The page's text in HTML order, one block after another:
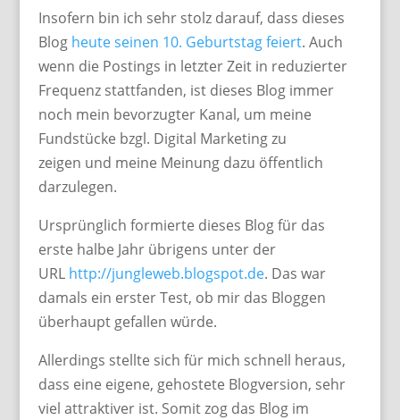
Insofern bin ich sehr stolz darauf, dass dieses
Blog heute seinen 10. Geburtstag feiert. Auch
wenn die Postings in letzter Zeit in reduzierter
Frequenz stattfanden, ist dieses Blog immer
noch mein bevorzugter Kanal, um meine
Fundstücke bzgl. Digital Marketing zu
zeigen und meine Meinung dazu öffentlich
darzulegen.
Ursprünglich formierte dieses Blog für das
erste halbe Jahr übrigens unter der
URL http://jungleweb.blogspot.de. Das war
damals ein erster Test, ob mir das Bloggen
überhaupt gefallen würde.
Allerdings stellte sich für mich schnell heraus,
dass eine eigene, gehostete Blogversion, sehr
viel attraktiver ist. Somit zog das Blog im